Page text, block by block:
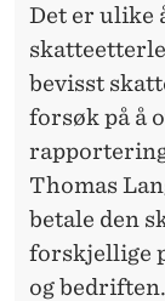
Det er ulike
bevisst
forsøk på å
Thomas
betale den
forskjellige
og bedriften.